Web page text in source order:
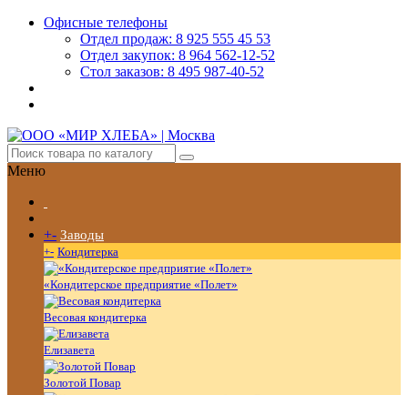
Офисные телефоны
Отдел продаж: 8 925 555 45 53
Отдел закупок: 8 964 562-12-52
Стол заказов: 8 495 987-40-52
Меню
+- Заводы
+- Кондитерка
«Кондитерское предприятие «Полет»
Весовая кондитерка
Елизавета
Золотой Повар